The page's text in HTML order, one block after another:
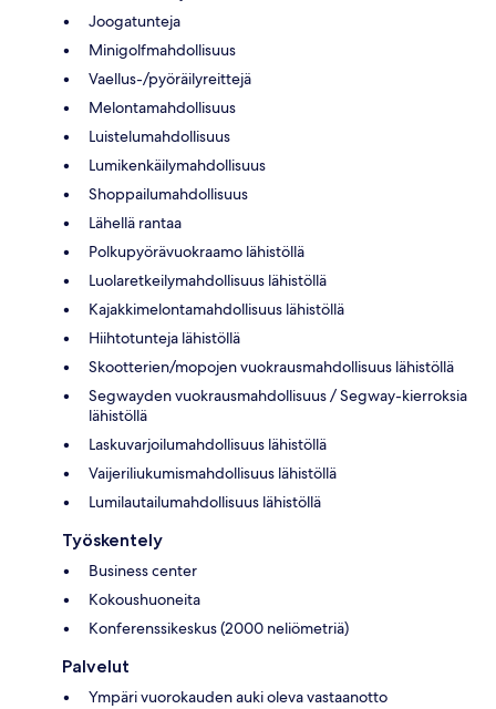
Joogatunteja
Minigolfmahdollisuus
Vaellus-/pyöräilyreittejä
Melontamahdollisuus
Luistelumahdollisuus
Lumikenkäilymahdollisuus
Shoppailumahdollisuus
Lähellä rantaa
Polkupyörävuokraamo lähistöllä
Luolaretkeilymahdollisuus lähistöllä
Kajakkimelontamahdollisuus lähistöllä
Hiihtotunteja lähistöllä
Skootterien/mopojen vuokrausmahdollisuus lähistöllä
Segwayden vuokrausmahdollisuus / Segway-kierroksia
lähistöllä
Laskuvarjoilumahdollisuus lähistöllä
Vaijeriliukumismahdollisuus lähistöllä
Lumilautailumahdollisuus lähistöllä
Työskentely
Business center
Kokoushuoneita
Konferenssikeskus (2000 neliömetriä)
Palvelut
Ympäri vuorokauden auki oleva vastaanotto